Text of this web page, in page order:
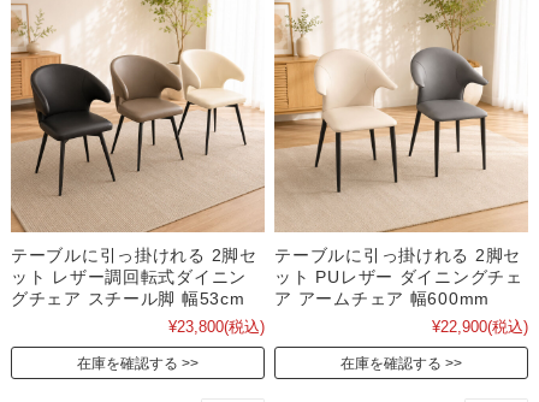
テーブルに引っ掛けれる 2脚セ
ット レザー調回転式ダイニン
グチェア スチール脚 幅53cm
¥23,800(税込)
在庫を確認する
テーブルに引っ掛けれる 2脚セ
ット PUレザー ダイニングチェ
ア アームチェア 幅600mm
¥22,900(税込)
在庫を確認する